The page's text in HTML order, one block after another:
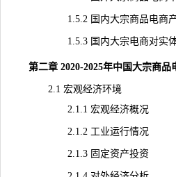
1.5.2 国内大宗商品电商产
1.5.3 国内大宗电商对实体
第二章 2020-2025年中国大宗商
2.1 宏观经济环境
2.1.1 宏观经济概况
2.1.2 工业运行情况
2.1.3 固定资产投资